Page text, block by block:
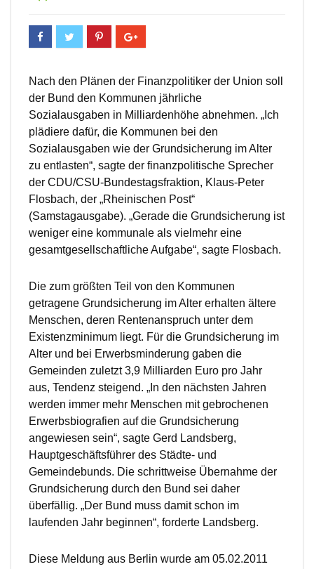
Nach den Plänen der Finanzpolitiker der Union soll
der Bund den Kommunen jährliche
Sozialausgaben in Milliardenhöhe abnehmen. „Ich
plädiere dafür, die Kommunen bei den
Sozialausgaben wie der Grundsicherung im Alter
zu entlasten“, sagte der finanzpolitische Sprecher
der CDU/CSU-Bundestagsfraktion, Klaus-Peter
Flosbach, der „Rheinischen Post“
(Samstagausgabe). „Gerade die Grundsicherung ist
weniger eine kommunale als vielmehr eine
gesamtgesellschaftliche Aufgabe“, sagte Flosbach.
Die zum größten Teil von den Kommunen
getragene Grundsicherung im Alter erhalten ältere
Menschen, deren Rentenanspruch unter dem
Existenzminimum liegt. Für die Grundsicherung im
Alter und bei Erwerbsminderung gaben die
Gemeinden zuletzt 3,9 Milliarden Euro pro Jahr
aus, Tendenz steigend. „In den nächsten Jahren
werden immer mehr Menschen mit gebrochenen
Erwerbsbiografien auf die Grundsicherung
angewiesen sein“, sagte Gerd Landsberg,
Hauptgeschäftsführer des Städte- und
Gemeindebunds. Die schrittweise Übernahme der
Grundsicherung durch den Bund sei daher
überfällig. „Der Bund muss damit schon im
laufenden Jahr beginnen“, forderte Landsberg.
Diese Meldung aus Berlin wurde am 05.02.2011